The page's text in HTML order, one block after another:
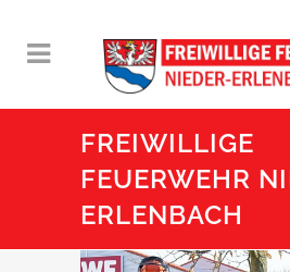
FREIWILLIGE
FEUERWEHR
ERLENBACH